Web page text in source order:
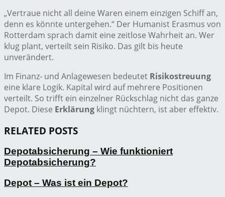
„Vertraue nicht all deine Waren einem einzigen Schiff an,
denn es könnte untergehen.“ Der Humanist Erasmus von
Rotterdam sprach damit eine zeitlose Wahrheit an. Wer
klug plant, verteilt sein Risiko. Das gilt bis heute
unverändert.
Im Finanz- und Anlagewesen bedeutet Risikostreuung
eine klare Logik. Kapital wird auf mehrere Positionen
verteilt. So trifft ein einzelner Rückschlag nicht das ganze
Depot. Diese Erklärung klingt nüchtern, ist aber effektiv.
RELATED POSTS
Depotabsicherung – Wie funktioniert
Depotabsicherung?
Depot – Was ist ein Depot?